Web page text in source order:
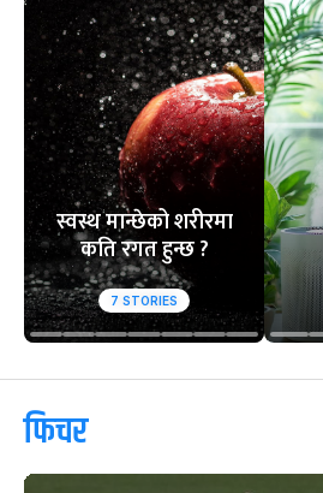
स्वस्थ मान्छेको शरीरमा
कति रगत हुन्छ ?
7 STORIES
फिचर